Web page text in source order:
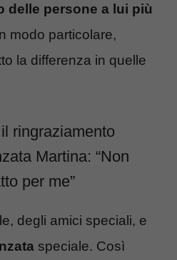
delle persone a lui più
modo particolare,
la differenza in quelle
ringraziamento
Martina: “Non
per me”
degli amici speciali, e
speciale. Così